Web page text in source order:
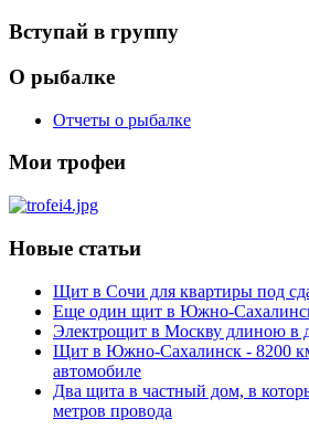
Вступай в группу
О рыбалке
Отчеты о рыбалке
Мои трофеи
Новые статьи
Щит в Сочи для квартиры под
Еще один щит в Южно-
Электрощит в Москву длиною в
Щит в Южно-Сахалинск - 8200
автомобиле
Два щита в частный дом, в
метров провода